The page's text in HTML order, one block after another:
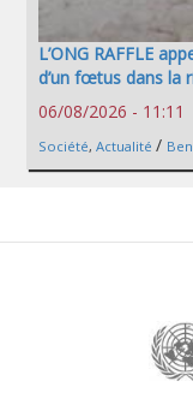
L’ONG RAFFLE
d’un fœtus dans la
06/08/2026 - 11:11
Société, Actualité /